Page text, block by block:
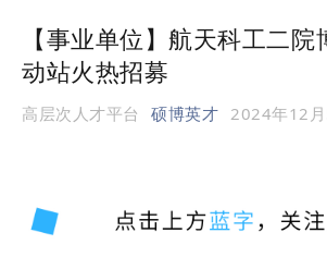
【事业单位】航天科工二
动站火热招募
高层次人才平台 硕博英才 2024年12